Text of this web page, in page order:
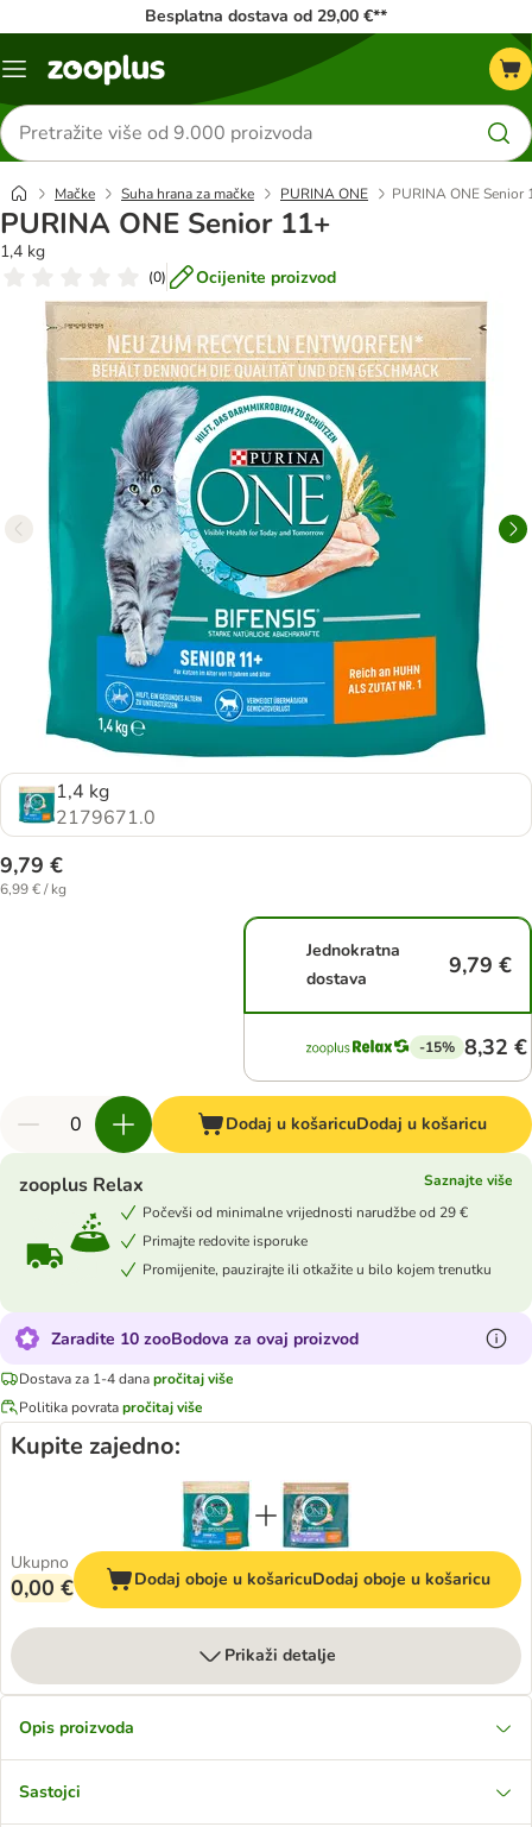
Besplatna dostava od 29,00 €**
Izbornik
Traži
proizvode
Mačke Suha hrana za mačke PURINA ONE PURINA ONE Senior
PURINA ONE Senior 11+
1,4 kg
(0) Ocijenite proizvod
1,4 kg
2179671.0
9,79 €
6,99 € / kg
Jednokratna
dostava
9,79 €
-15% 8,32 €
Dodaj u košaricuDodaj u košaricu
zooplus Relax
Saznajte više
Počevši od minimalne vrijednosti narudžbe od 29 €
Primajte redovite isporuke
Promijenite, pauzirajte ili otkažite u bilo kojem trenutku
Zaradite 10 zooBodova za ovaj proizvod
Dostava za 1-4 danapročitaj više
Politika povratapročitaj više
Kupite zajedno:
Ukupno
0,00 € Dodaj oboje u košaricuDodaj oboje u košaricu
Prikaži detalje
Opis proizvoda
Sastojci